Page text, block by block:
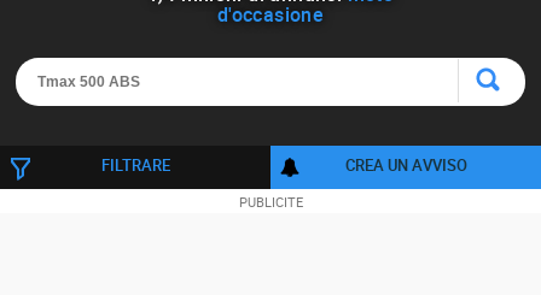
d'occasione
FILTRARE CREA UN AVVISO